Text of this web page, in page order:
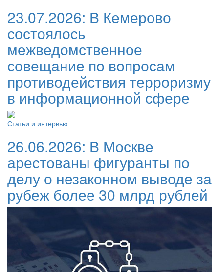
23.07.2026: В Кемерово
состоялось
межведомственное
совещание по вопросам
противодействия терроризму
в информационной сфере
Статьи и интервью
26.06.2026: В Москве
арестованы фигуранты по
делу о незаконном выводе за
рубеж более 30 млрд рублей